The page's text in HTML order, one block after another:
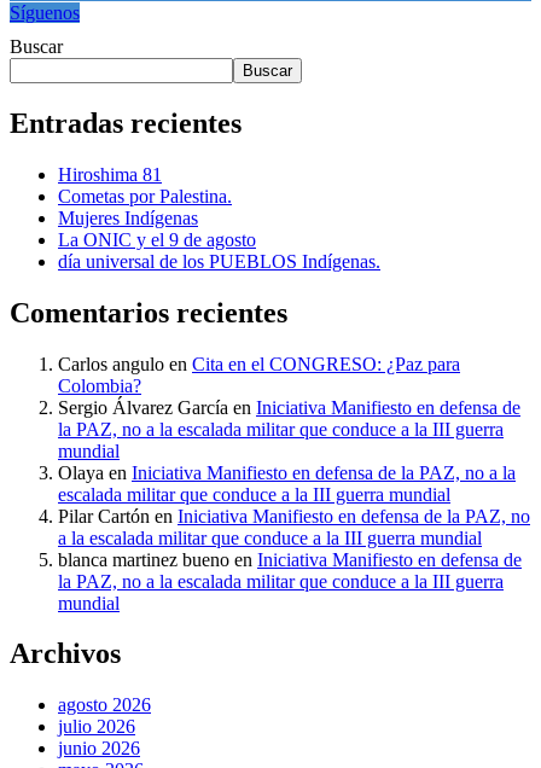
Síguenos
Buscar
Buscar
Entradas recientes
Hiroshima 81
Cometas por Palestina.
Mujeres Indígenas
La ONIC y el 9 de agosto
día universal de los PUEBLOS Indígenas.
Comentarios recientes
Carlos angulo en Cita en el CONGRESO: ¿Paz para
Colombia?
Sergio Álvarez García en Iniciativa Manifiesto en defensa de
la PAZ, no a la escalada militar que conduce a la III guerra
mundial
Olaya en Iniciativa Manifiesto en defensa de la PAZ, no a la
escalada militar que conduce a la III guerra mundial
Pilar Cartón en Iniciativa Manifiesto en defensa de la PAZ, no
a la escalada militar que conduce a la III guerra mundial
blanca martinez bueno en Iniciativa Manifiesto en defensa de
la PAZ, no a la escalada militar que conduce a la III guerra
mundial
Archivos
agosto 2026
julio 2026
junio 2026